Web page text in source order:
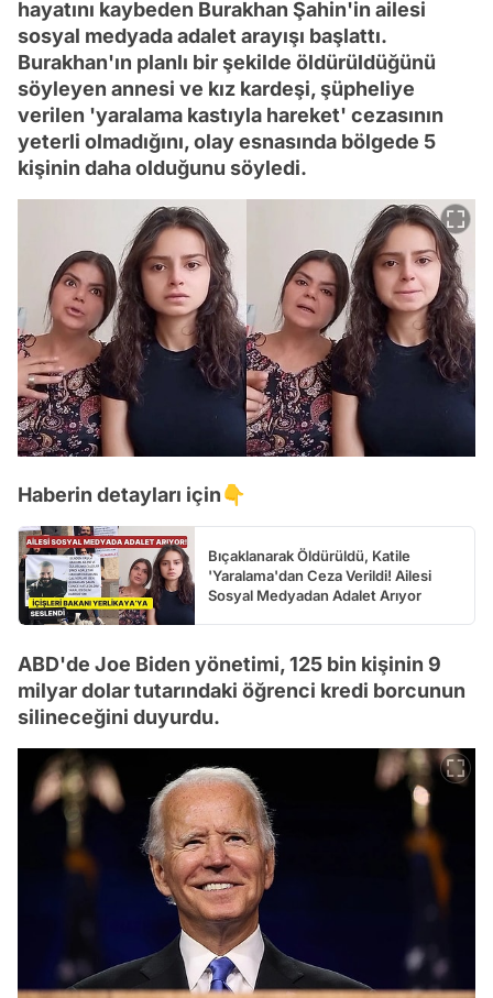
hayatını kaybeden Burakhan Şahin'in ailesi
sosyal medyada adalet arayışı başlattı.
Burakhan'ın planlı bir şekilde öldürüldüğünü
söyleyen annesi ve kız kardeşi, şüpheliye
verilen 'yaralama kastıyla hareket' cezasının
yeterli olmadığını, olay esnasında bölgede 5
kişinin daha olduğunu söyledi.
Haberin detayları için👇
Bıçaklanarak Öldürüldü, Katile
'Yaralama'dan Ceza Verildi! Ailesi
Sosyal Medyadan Adalet Arıyor
ABD'de Joe Biden yönetimi, 125 bin kişinin 9
milyar dolar tutarındaki öğrenci kredi borcunun
silineceğini duyurdu.